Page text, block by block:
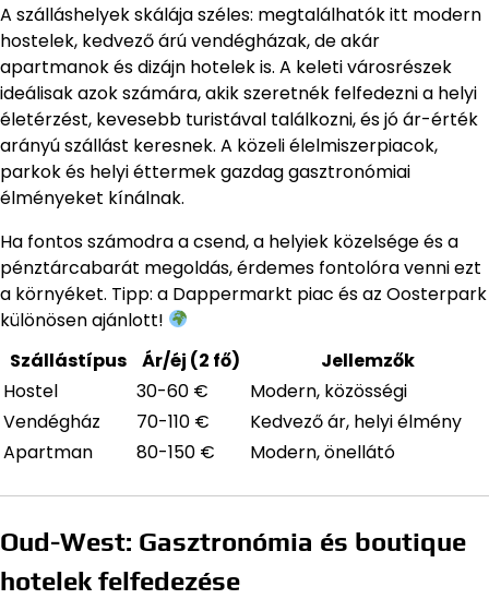
A szálláshelyek skálája széles: megtalálhatók itt modern
hostelek, kedvező árú vendégházak, de akár
apartmanok és dizájn hotelek is. A keleti városrészek
ideálisak azok számára, akik szeretnék felfedezni a helyi
életérzést, kevesebb turistával találkozni, és jó ár-érték
arányú szállást keresnek. A közeli élelmiszerpiacok,
parkok és helyi éttermek gazdag gasztronómiai
élményeket kínálnak.
Ha fontos számodra a csend, a helyiek közelsége és a
pénztárcabarát megoldás, érdemes fontolóra venni ezt
a környéket. Tipp: a Dappermarkt piac és az Oosterpark
különösen ajánlott!
Szállástípus
Ár/éj (2 fő)
Jellemzők
Hostel
30-60 €
Modern, közösségi
Vendégház
70-110 €
Kedvező ár, helyi élmény
Apartman
80-150 € Modern, önellátó
Oud-West: Gasztronómia és boutique
hotelek felfedezése